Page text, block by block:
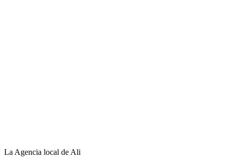
La Agencia local de Ali